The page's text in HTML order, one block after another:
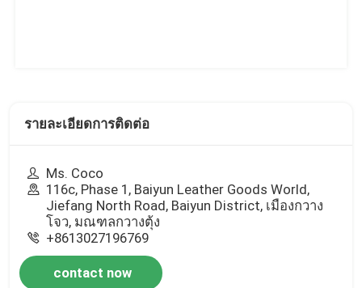
รายละเอียดการติดต่อ
Ms. Coco
116c, Phase 1, Baiyun Leather Goods World,
Jiefang North Road, Baiyun District, เมืองกวาง
โจว, มณฑลกวางตุ้ง
+8613027196769
contact now